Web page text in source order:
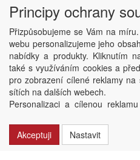
Obchodní podmínky
Ochrana osobních údajů
Kontakt
Losování účtenek
Aktuality
Nastavení soukromí
Copyright © ABRA
Principy ochrany
Přizpůsobujeme se Vám na
webu personalizujeme jeho
nabídky a produkty. Kliknutím
také s využíváním cookies a
pro zobrazení cílené reklamy
sítích na dalších webech.
Personalizaci a cílenou
Akceptuji
Nastavit